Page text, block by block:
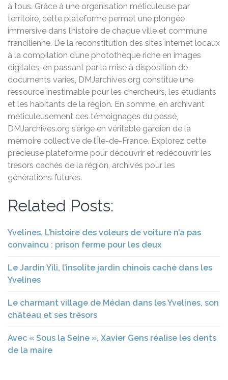
à tous. Grâce à une organisation méticuleuse par
territoire, cette plateforme permet une plongée
immersive dans l’histoire de chaque ville et commune
francilienne. De la reconstitution des sites internet locaux
à la compilation d’une photothèque riche en images
digitales, en passant par la mise à disposition de
documents variés, DMJarchives.org constitue une
ressource inestimable pour les chercheurs, les étudiants
et les habitants de la région. En somme, en archivant
méticuleusement ces témoignages du passé,
DMJarchives.org s’érige en véritable gardien de la
mémoire collective de l’Île-de-France. Explorez cette
précieuse plateforme pour découvrir et redécouvrir les
trésors cachés de la région, archivés pour les
générations futures.
Related Posts:
Yvelines. L’histoire des voleurs de voiture n’a pas
convaincu : prison ferme pour les deux
Le Jardin Yili, l’insolite jardin chinois caché dans les
Yvelines
Le charmant village de Médan dans les Yvelines, son
château et ses trésors
Avec « Sous la Seine », Xavier Gens réalise les dents
de la maire